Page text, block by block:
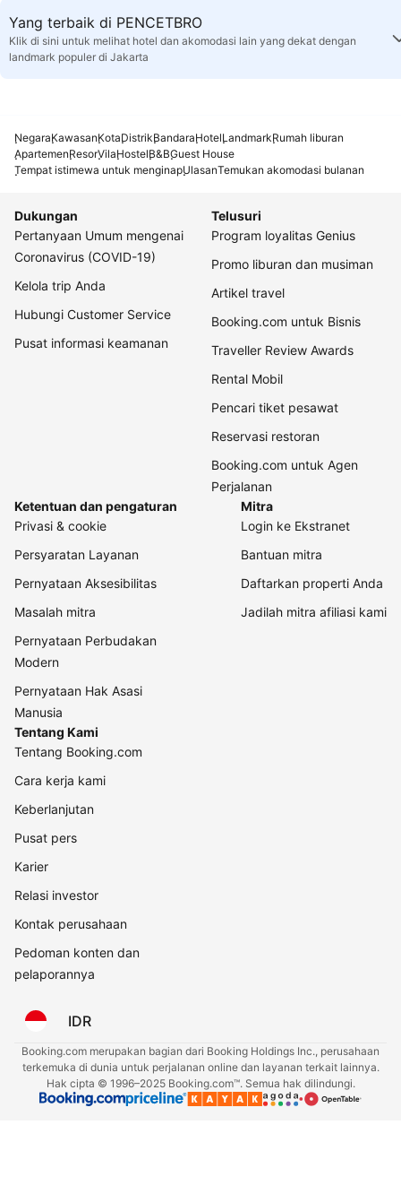
Yang terbaik di PENCETBRO
Klik di sini untuk melihat hotel dan akomodasi lain yang dekat dengan
landmark populer di Jakarta
NegaraKawasanKotaDistrikBandaraHotelLandmarkRumah liburan
ApartemenResorVilaHostelB&BGuest House
Tempat istimewa untuk menginapUlasanTemukan akomodasi bulanan
Dukungan
Pertanyaan Umum mengenai
Coronavirus (COVID-19)
Kelola trip Anda
Hubungi Customer Service
Pusat informasi keamanan
Telusuri
Program loyalitas Genius
Promo liburan dan musiman
Artikel travel
Booking.com untuk Bisnis
Traveller Review Awards
Rental Mobil
Pencari tiket pesawat
Reservasi restoran
Booking.com untuk Agen
Perjalanan
Ketentuan dan pengaturan
Privasi & cookie
Persyaratan Layanan
Pernyataan Aksesibilitas
Masalah mitra
Pernyataan Perbudakan
Modern
Pernyataan Hak Asasi
Manusia
Mitra
Login ke Ekstranet
Bantuan mitra
Daftarkan properti Anda
Jadilah mitra afiliasi kami
Tentang Kami
Tentang Booking.com
Cara kerja kami
Keberlanjutan
Pusat pers
Karier
Relasi investor
Kontak perusahaan
Pedoman konten dan
pelaporannya
IDR
Booking.com merupakan bagian dari Booking Holdings Inc., perusahaan
terkemuka di dunia untuk perjalanan online dan layanan terkait lainnya.
Hak cipta © 1996–2025 Booking.com™. Semua hak dilindungi.